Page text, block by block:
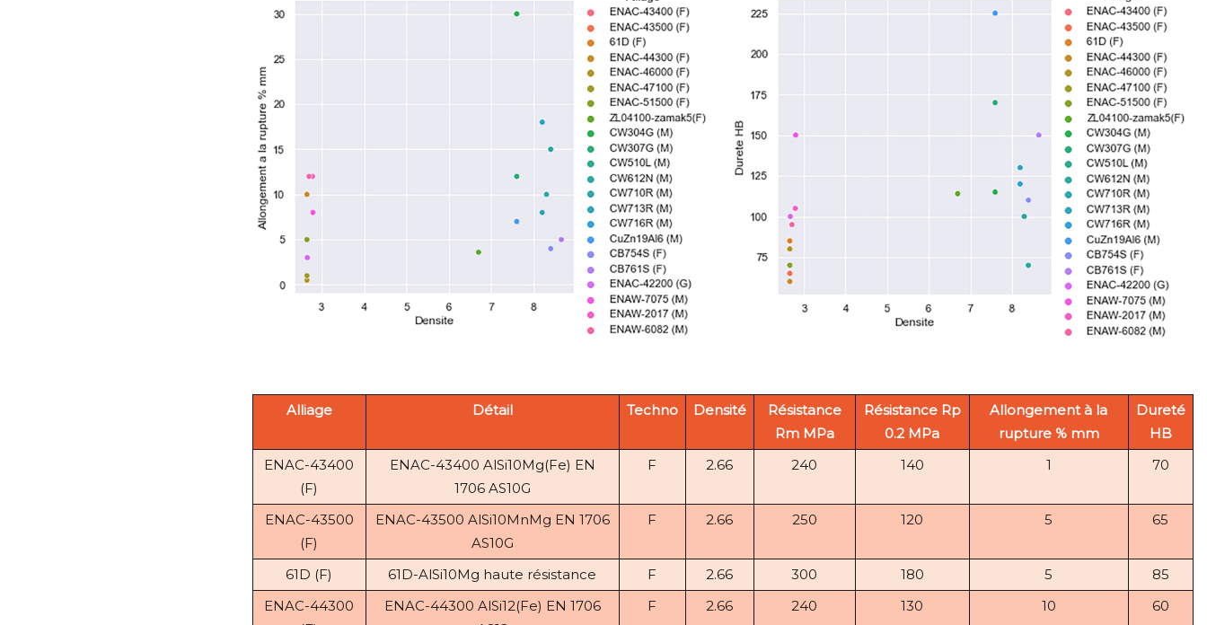
Alliage Détail Techno Densité
Résistance
Rm MPa
Résistance Rp
0.2 MPa
Allongement à la
rupture % mm
Dureté
HB
ENAC-43400
(F)
ENAC-43400 AlSi10Mg(Fe) EN
1706 AS10G
F 2.66 240 140 1 70
ENAC-43500
(F)
ENAC-43500 AlSi10MnMg EN 1706
AS10G
F 2.66 250 120 5 65
61D (F) 61D-AlSi10Mg haute résistance F 2.66 300 180 5
85
ENAC-44300
ENAC-44300 AlSi12(Fe) EN 1706
F 2.66 240 130 10 60